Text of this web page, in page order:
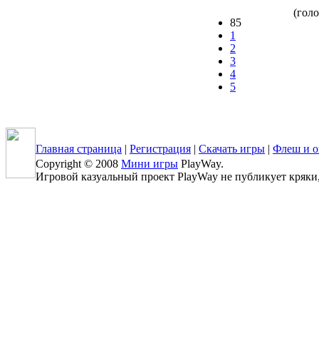
85
1
2
3
4
5
Главная страница | Регистрация | Скачать игры | Флеш и
Copyright © 2008 Мини игры PlayWay.
Игровой казуальный проект PlayWay не публикует